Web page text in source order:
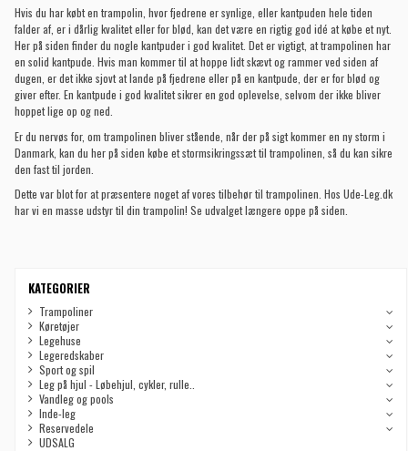
Hvis du har købt en trampolin, hvor fjedrene er synlige, eller kantpuden hele tiden
falder af, er i dårlig kvalitet eller for blød, kan det være en rigtig god idé at købe et nyt.
Her på siden finder du nogle kantpuder i god kvalitet. Det er vigtigt, at trampolinen har
en solid kantpude. Hvis man kommer til at hoppe lidt skævt og rammer ved siden af
dugen, er det ikke sjovt at lande på fjedrene eller på en kantpude, der er for blød og
giver efter. En kantpude i god kvalitet sikrer en god oplevelse, selvom der ikke bliver
hoppet lige op og ned.
Er du nervøs for, om trampolinen bliver stående, når der på sigt kommer en ny storm i
Danmark, kan du her på siden købe et stormsikringssæt til trampolinen, så du kan sikre
den fast til jorden.
Dette var blot for at præsentere noget af vores tilbehør til trampolinen. Hos Ude-Leg.dk
har vi en masse udstyr til din trampolin! Se udvalget længere oppe på siden.
KATEGORIER
Trampoliner
Køretøjer
Legehuse
Legeredskaber
Sport og spil
Leg på hjul - Løbehjul, cykler, rulle..
Vandleg og pools
Inde-leg
Reservedele
UDSALG